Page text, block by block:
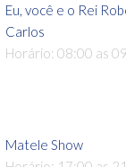
Eu, você e o Rei
Carlos
Horário: 08:00 as
Matele Show